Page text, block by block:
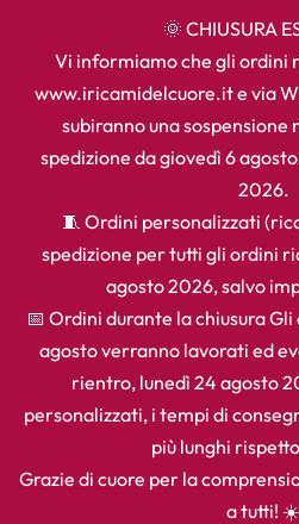
🌞 CHIUSURA
Vi informiamo che gli ordini
www.iricamidelcuore.it e via
subiranno una sospensione
spedizione da giovedì 6
2026.
🧵 Ordini personalizzati
spedizione per tutti gli ordini
agosto 2026, salvo
📅 Ordini durante la chiusura
agosto verranno lavorati ed
rientro, lunedì 24 agosto
personalizzati, i tempi di
più lunghi
Grazie di cuore per la
a tutti! ☀️